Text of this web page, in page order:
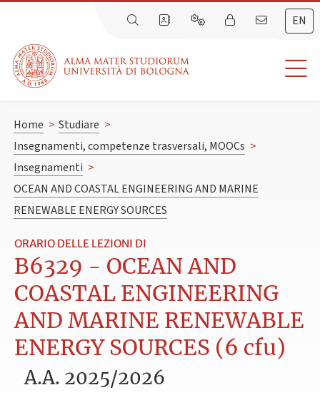
EN
Home > Studiare >
Insegnamenti, competenze trasversali, MOOCs >
Insegnamenti >
OCEAN AND COASTAL ENGINEERING AND MARINE
RENEWABLE ENERGY SOURCES
ORARIO DELLE LEZIONI DI
B6329 - OCEAN AND
COASTAL ENGINEERING
AND MARINE RENEWABLE
ENERGY SOURCES (6 cfu)
A.A. 2025/2026